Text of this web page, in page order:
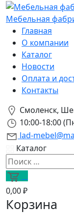
Мебельная
Главная
О компании
Каталог
Новости
Оплата и
Контакты
Смоленск,
10:00-18:00
lad-
Каталог
0,00 ₽
Корзина